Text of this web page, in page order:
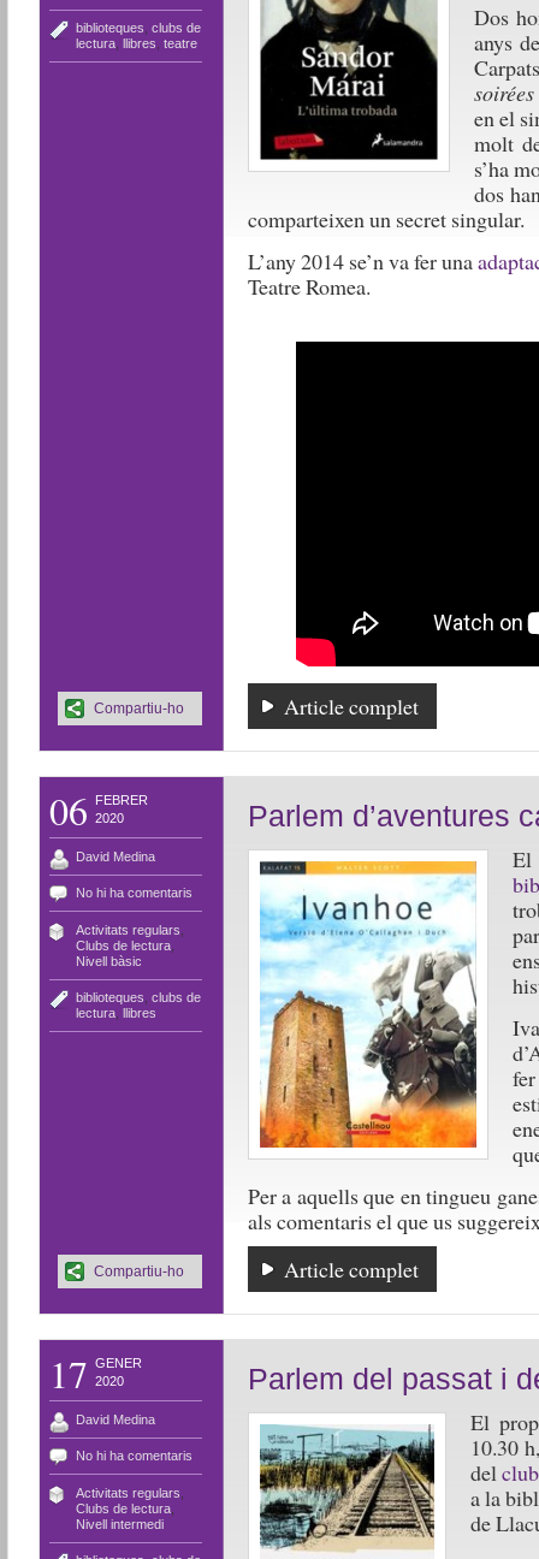
biblioteques clubs de
lectura, llibres teatre
Dos
anys
soirées
en el
molt
s’ha
dos
comparteixen un secret singular.
L’any 2014 se’n va fer una
Teatre Romea.
Article complet
Compartiu-ho
06
FEBRER
2020
David Medina
No hi ha comentaris
Activitats regulars
Clubs de lectura,
Nivell bàsic
biblioteques clubs de
lectura, llibres
Parlem d’aventures
El
Per a aquells que en tingueu
als comentaris el que us
Article complet
Compartiu-ho
17 GENER
2020
David Medina
No hi ha comentaris
Activitats regulars
Clubs de lectura,
Nivell intermedi
Parlem del passat i
El
10.30
del
a la
de